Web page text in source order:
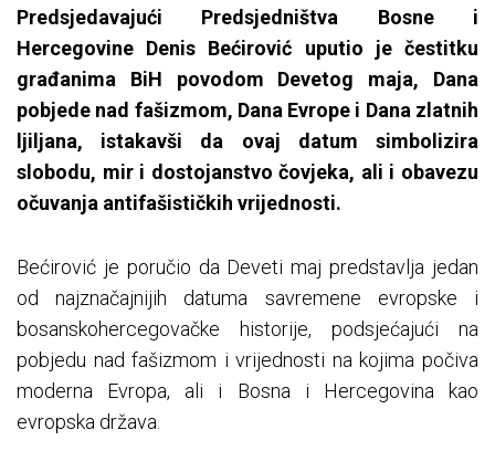
Predsjedavajući Predsjedništva Bosne i
Hercegovine Denis Bećirović uputio je čestitku
građanima BiH povodom Devetog maja, Dana
pobjede nad fašizmom, Dana Evrope i Dana zlatnih
ljiljana, istakavši da ovaj datum simbolizira
slobodu, mir i dostojanstvo čovjeka, ali i obavezu
očuvanja antifašističkih vrijednosti.
Bećirović je poručio da Deveti maj predstavlja jedan
od najznačajnijih datuma savremene evropske i
bosanskohercegovačke historije, podsjećajući na
pobjedu nad fašizmom i vrijednosti na kojima počiva
moderna Evropa, ali i Bosna i Hercegovina kao
evropska država.